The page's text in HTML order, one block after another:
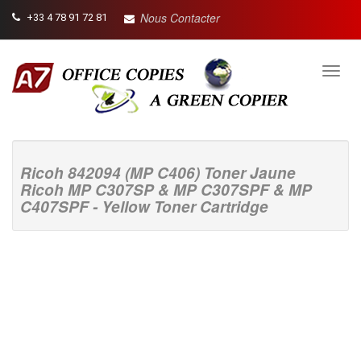
+33 4 78 91 72 81 Nous Contacter
Ricoh 842094 (MP C406) Toner Jaune
Ricoh MP C307SP & MP C307SPF & MP
C407SPF - Yellow Toner Cartridge